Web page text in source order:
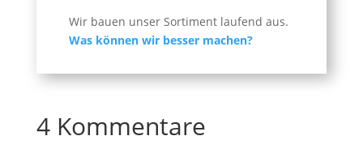
Wir bauen unser Sortiment laufend aus.
Was können wir besser machen?
4 Kommentare